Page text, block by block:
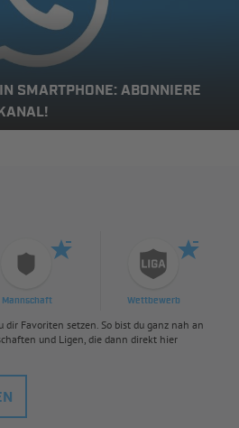
SMARTPHONE: ABONNIERE
Mannschaft Wettbewerb
dir Favoriten setzen. So bist du ganz nah an
und Ligen, die dann direkt hier